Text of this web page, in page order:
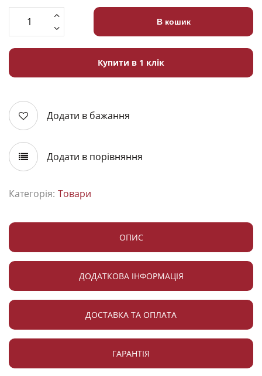
В кошик
Купити в 1 клік
Додати в бажання
Додати в порівняння
Категорія: Товари
ОПИС
ДОДАТКОВА ІНФОРМАЦІЯ
ДОСТАВКА ТА ОПЛАТА
ГАРАНТІЯ